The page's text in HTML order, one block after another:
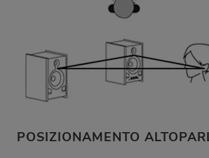
POSIZIONAMENTO